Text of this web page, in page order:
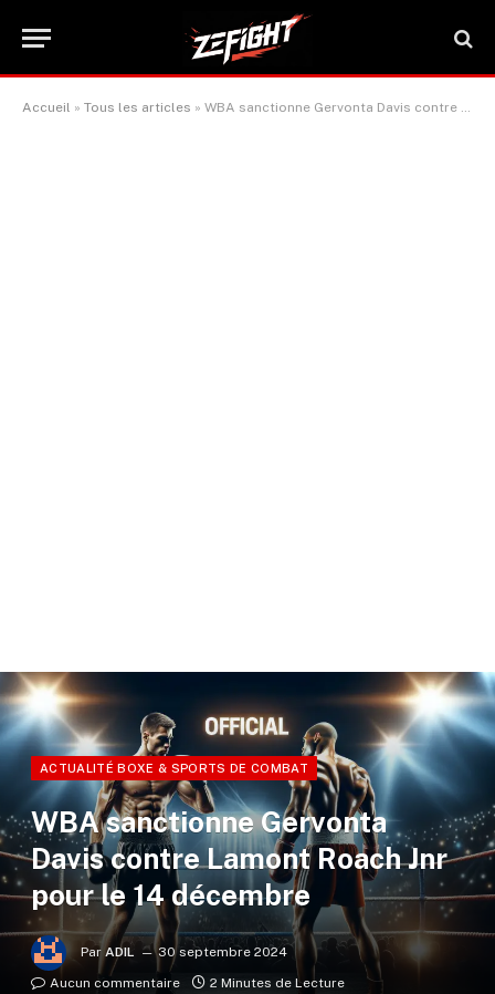
Accueil » Tous les articles » WBA sanctionne Gervonta Davis contre Lamont Roach Jnr pour le 14 décembre
ACTUALITÉ BOXE & SPORTS DE COMBAT
WBA sanctionne Gervonta
Davis contre Lamont Roach Jnr
pour le 14 décembre
Par ADIL
30 septembre 2024
Aucun commentaire
2 Minutes de Lecture